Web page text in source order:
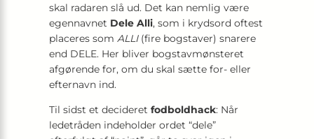
skal radaren slå ud. Det kan nemlig være
egennavnet Dele Alli, som i krydsord oftest
placeres som ALLI(fire bogstaver) snarere
end DELE. Her bliver bogstav­mønsteret
afgørende for, om du skal sætte for- eller
efternavn ind.
Til sidst et decideret fodboldhack: Når
ledetråden indeholder ordet “dele”